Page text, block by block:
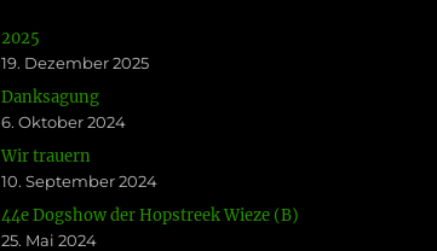
2025
19. Dezember 2025
Danksagung
6. Oktober 2024
Wir trauern
10. September 2024
44e Dogshow der Hopstreek Wieze (B)
25. Mai 2024